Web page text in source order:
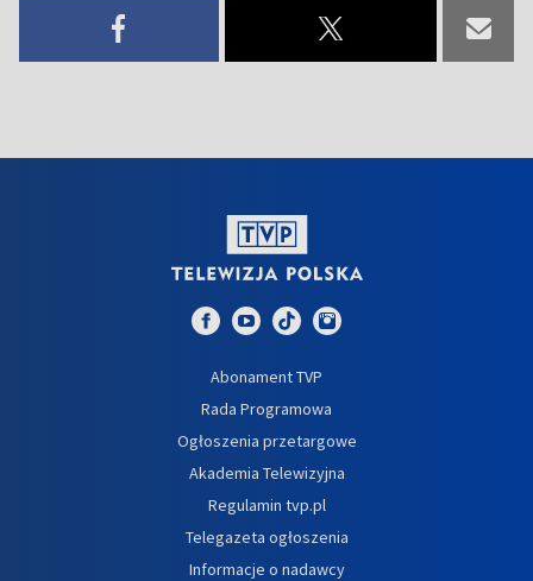
Abonament TVP
Rada Programowa
Ogłoszenia przetargowe
Akademia Telewizyjna
Regulamin tvp.pl
Telegazeta ogłoszenia
Informacje o nadawcy